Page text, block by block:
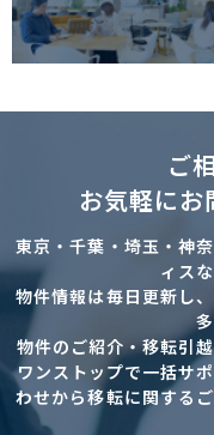
ご
お気軽にお
東京・千葉・埼玉・神
ィス
物件情報は毎日更新し
物件のご紹介・移転引
ワンストップで一括サ
わせから移転に関する